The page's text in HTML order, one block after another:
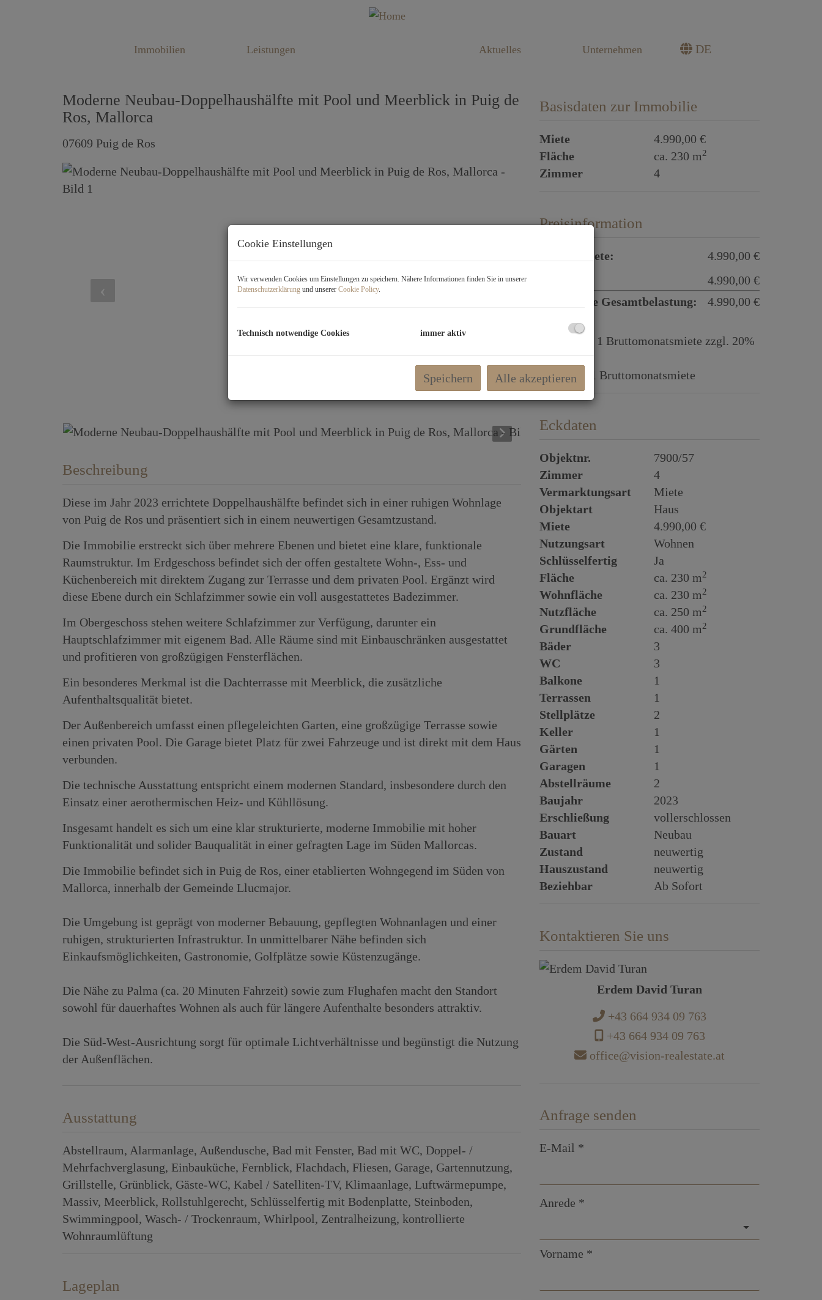
Immobilien Leistungen Aktuelles Unternehmen DE
Moderne Neubau-Doppelhaushälfte mit Pool und Meerblick in Puig de
Ros, Mallorca
07609 Puig de Ros
Beschreibung
Diese im Jahr 2023 errichtete Doppelhaushälfte befindet sich in einer ruhigen Wohnlage
von Puig de Ros und präsentiert sich in einem neuwertigen Gesamtzustand.
Die Immobilie erstreckt sich über mehrere Ebenen und bietet eine klare, funktionale
Raumstruktur. Im Erdgeschoss befindet sich der offen gestaltete Wohn-, Ess- und
Küchenbereich mit direktem Zugang zur Terrasse und dem privaten Pool. Ergänzt wird
diese Ebene durch ein Schlafzimmer sowie ein voll ausgestattetes Badezimmer.
Im Obergeschoss stehen weitere Schlafzimmer zur Verfügung, darunter ein
Hauptschlafzimmer mit eigenem Bad. Alle Räume sind mit Einbauschränken ausgestattet
und profitieren von großzügigen Fensterflächen.
Ein besonderes Merkmal ist die Dachterrasse mit Meerblick, die zusätzliche
Aufenthaltsqualität bietet.
Der Außenbereich umfasst einen pflegeleichten Garten, eine großzügige Terrasse sowie
einen privaten Pool. Die Garage bietet Platz für zwei Fahrzeuge und ist direkt mit dem Haus
verbunden.
Die technische Ausstattung entspricht einem modernen Standard, insbesondere durch den
Einsatz einer aerothermischen Heiz- und Kühllösung.
Insgesamt handelt es sich um eine klar strukturierte, moderne Immobilie mit hoher
Funktionalität und solider Bauqualität in einer gefragten Lage im Süden Mallorcas.
Die Immobilie befindet sich in Puig de Ros, einer etablierten Wohngegend im Süden von
Mallorca, innerhalb der Gemeinde Llucmajor.
Die Umgebung ist geprägt von moderner Bebauung, gepflegten Wohnanlagen und einer
ruhigen, strukturierten Infrastruktur. In unmittelbarer Nähe befinden sich
Einkaufsmöglichkeiten, Gastronomie, Golfplätze sowie Küstenzugänge.
Die Nähe zu Palma (ca. 20 Minuten Fahrzeit) sowie zum Flughafen macht den Standort
sowohl für dauerhaftes Wohnen als auch für längere Aufenthalte besonders attraktiv.
Die Süd-West-Ausrichtung sorgt für optimale Lichtverhältnisse und begünstigt die Nutzung
der Außenflächen.
Ausstattung
Abstellraum Alarmanlage Außendusche Bad mit Fenster Bad mit WC Doppel- /
Mehrfachverglasung Einbauküche Fernblick Flachdach Fliesen Garage Gartennutzung
Grillstelle Grünblick Gäste-WC Kabel / Satelliten-TV Klimaanlage Luftwärmepumpe
Massiv Meerblick Rollstuhlgerecht Schlüsselfertig mit Bodenplatte Steinboden
Swimmingpool Wasch- / Trockenraum Whirlpool Zentralheizung kontrollierte
Wohnraumlüftung
Lageplan
Basisdaten zur Immobilie
Miete
4.990,00 €
Fläche
ca. 230 m2
Zimmer 4
Preisinformation
Gesamtmiete:
4.990,00 €
4.990,00 €
monatliche Gesamtbelastung:
4.990,00 €
1 Bruttomonatsmiete zzgl. 20%
USt.
Kaution:
1 Bruttomonatsmiete
Eckdaten
Objektnr.
7900/57
Zimmer
4
Vermarktungsart
Miete
Objektart
Haus
Miete
4.990,00 €
Nutzungsart
Wohnen
Schlüsselfertig
Ja
Fläche
ca. 230 m2
Wohnfläche ca. 230 m2
Nutzfläche ca. 250 m2
Grundfläche ca. 400 m2
Bäder
3
WC
3
Balkone
1
Terrassen
1
Stellplätze
2
Keller
1
Gärten
1
Garagen
1
Abstellräume
2
Baujahr
2023
Erschließung
vollerschlossen
Bauart
Neubau
Zustand
neuwertig
Hauszustand
neuwertig
Beziehbar
Ab Sofort
Kontaktieren Sie uns
Erdem David Turan
+43 664 934 09 763
+43 664 934 09 763
office@vision-realestate.at
Anfrage senden
E-Mail
Anrede
Vorname
Cookie Einstellungen
Wir verwenden Cookies um Einstellungen zu speichern. Nähere Informationen finden Sie in unserer
Datenschutzerklärung und unserer Cookie Policy.
Technisch notwendige Cookies immer aktiv
Speichern Alle akzeptieren